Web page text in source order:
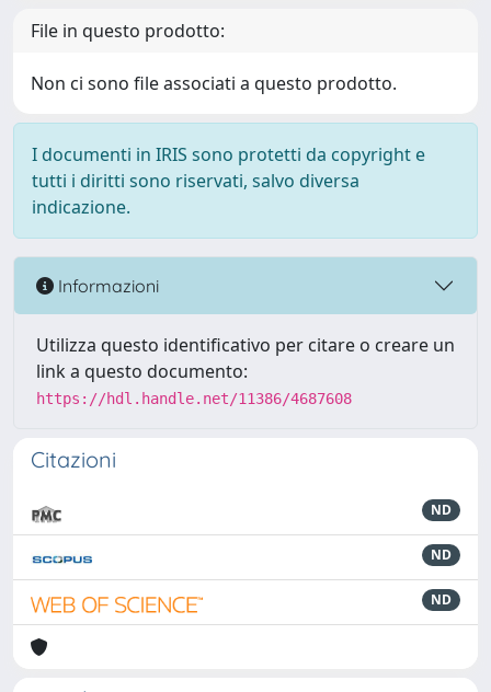
File in questo prodotto:
Non ci sono file associati a questo prodotto.
I documenti in IRIS sono protetti da copyright e
tutti i diritti sono riservati, salvo diversa
indicazione.
Informazioni
Utilizza questo identificativo per citare o creare un
link a questo documento:
https://hdl.handle.net/11386/4687608
Citazioni
ND
ND
ND